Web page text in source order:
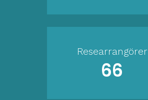
Researrangörer
66